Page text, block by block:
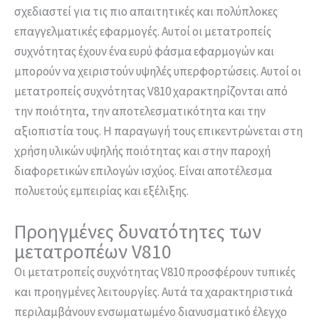
σχεδιαστεί για τις πιο απαιτητικές και πολύπλοκες
επαγγελματικές εφαρμογές. Αυτοί οι μετατροπείς
συχνότητας έχουν ένα ευρύ φάσμα εφαρμογών και
μπορούν να χειριστούν υψηλές υπερφορτώσεις. Αυτοί οι
μετατροπείς συχνότητας V810 χαρακτηρίζονται από
την ποιότητα, την αποτελεσματικότητα και την
αξιοπιστία τους. Η παραγωγή τους επικεντρώνεται στη
χρήση υλικών υψηλής ποιότητας και στην παροχή
διαφορετικών επιλογών ισχύος. Είναι αποτέλεσμα
πολυετούς εμπειρίας και εξέλιξης.
Προηγμένες δυνατότητες των
μετατροπέων V810
Οι μετατροπείς συχνότητας V810 προσφέρουν τυπικές
και προηγμένες λειτουργίες. Αυτά τα χαρακτηριστικά
περιλαμβάνουν ενσωματωμένο διανυσματικό έλεγχο